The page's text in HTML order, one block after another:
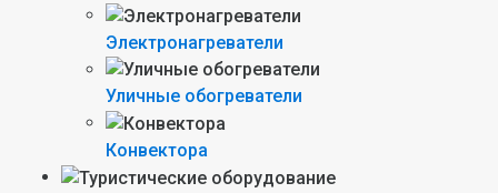
Электронагреватели
Уличные обогреватели
Конвектора